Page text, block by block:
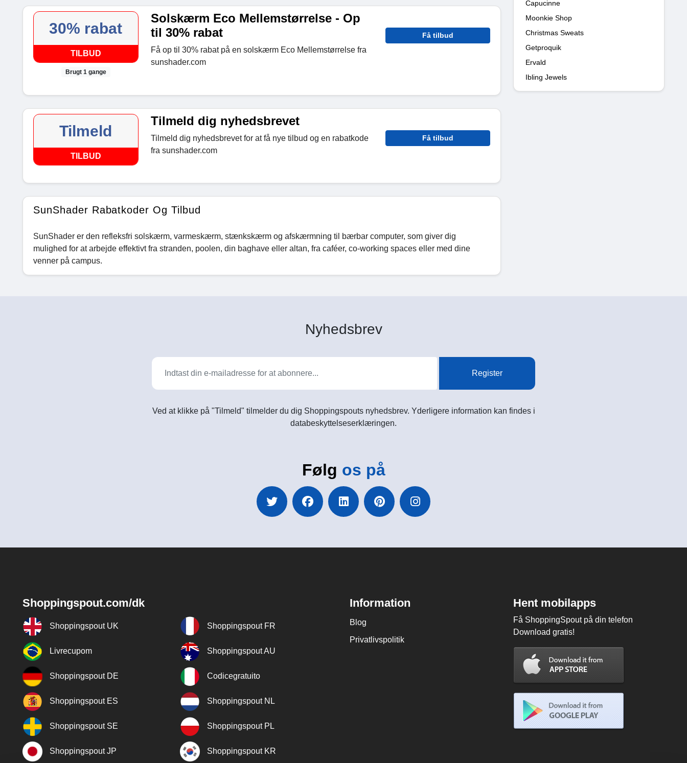
30% rabat
TILBUD
Brugt 1 gange
Solskærm Eco Mellemstørrelse - Op
til 30% rabat
Få op til 30% rabat på en solskærm Eco Mellemstørrelse fra
sunshader.com
Få tilbud
Tilmeld
TILBUD
Tilmeld dig nyhedsbrevet
Tilmeld dig nyhedsbrevet for at få nye tilbud og en rabatkode
fra sunshader.com
Få tilbud
SunShader Rabatkoder Og Tilbud
SunShader er den refleksfri solskærm, varmeskærm, stænkskærm og afskærmning til bærbar computer, som giver dig
mulighed for at arbejde effektivt fra stranden, poolen, din baghave eller altan, fra caféer, co-working spaces eller med dine
venner på campus.
Capucinne
Moonkie Shop
Christmas Sweats
Getproquik
Ervald
Ibling Jewels
Nyhedsbrev
Register
Ved at klikke på "Tilmeld" tilmelder du dig Shoppingspouts nyhedsbrev. Yderligere information kan findes i
databeskyttelseserklæringen.
Følg os på
Shoppingspout.com/dk
Shoppingspout UK Shoppingspout FR
Livrecupom Shoppingspout AU
Shoppingspout DE Codicegratuito
Shoppingspout ES Shoppingspout NL
Shoppingspout SE Shoppingspout PL
Shoppingspout JP Shoppingspout KR
Information
Blog
Privatlivspolitik
Hent mobilapps
Få ShoppingSpout på din telefon
Download gratis!